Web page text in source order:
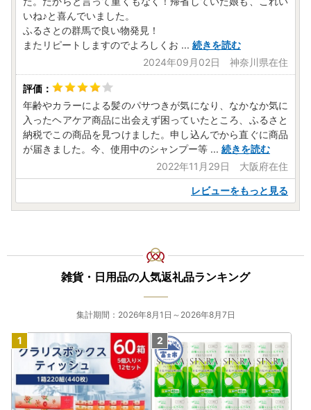
いね♪と喜んでいました。
ふるさとの群馬で良い物発見！
またリピートしますのでよろしくお ... 続きを読む
2024年09月02日 神奈川県在住
年齢やカラーによる髪のパサつきが気になり、なかなか気に
入ったヘアケア商品に出会えず困っていたところ、ふるさと
納税でこの商品を見つけました。申し込んでから直ぐに商品
が届きました。今、使用中のシャンプー等 ... 続きを読む
2022年11月29日 大阪府在住
レビューをもっと見る
雑貨・日用品の人気返礼品ランキング
集計期間：2026年8月1日～2026年8月7日